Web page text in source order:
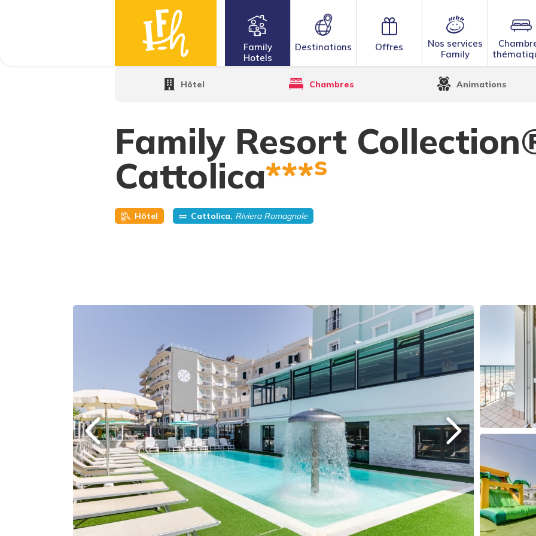
Family
Hotels
Destinations Offres
Nos services
Family
Family Hotels·Family Resort Collection® Cattolica
Family Resort
Cattolica***s
Hôtel Cattolica, Riviera Romagnole
Hôtel Chambres Animations